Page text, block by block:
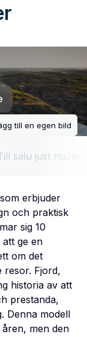
till en egen bild
salu just nu
erbjuder
och praktisk
sig 10
ge en
om det
resor. Fjord,
historia av att
prestanda,
Denna modell
men den